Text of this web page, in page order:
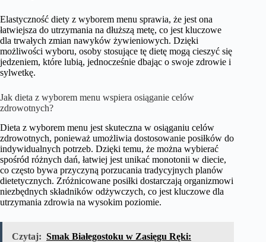
Elastyczność diety z wyborem menu sprawia, że jest ona
łatwiejsza do utrzymania na dłuższą metę, co jest kluczowe
dla trwałych zmian nawyków żywieniowych. Dzięki
możliwości wyboru, osoby stosujące tę dietę mogą cieszyć się
jedzeniem, które lubią, jednocześnie dbając o swoje zdrowie i
sylwetkę.
Jak dieta z wyborem menu wspiera osiąganie celów
zdrowotnych?
Dieta z wyborem menu jest skuteczna w osiąganiu celów
zdrowotnych, ponieważ umożliwia dostosowanie posiłków do
indywidualnych potrzeb. Dzięki temu, że można wybierać
spośród różnych dań, łatwiej jest unikać monotonii w diecie,
co często bywa przyczyną porzucania tradycyjnych planów
dietetycznych. Zróżnicowane posiłki dostarczają organizmowi
niezbędnych składników odżywczych, co jest kluczowe dla
utrzymania zdrowia na wysokim poziomie.
Czytaj: Smak Białegostoku w Zasięgu Ręki: